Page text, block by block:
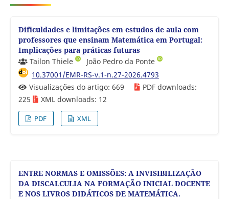
Dificuldades e limitações em estudos de aula com
professores que ensinam Matemática em Portugal:
Implicações para práticas futuras
Tailon Thiele
João Pedro da Ponte
10.37001/EMR-RS-v.1-n.27-2026.4793
Visualizações do artigo: 669
PDF downloads:
225
XML downloads: 12
PDF XML
ENTRE NORMAS E OMISSÕES: A INVISIBILIZAÇÃO
DA DISCALCULIA NA FORMAÇÃO INICIAL DOCENTE
E NOS LIVROS DIDÁTICOS DE MATEMÁTICA.